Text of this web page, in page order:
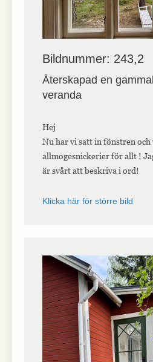
Bildnummer: 243,2
Återskapad en
veranda
Hej
Nu har vi satt in fönstren och
allmogesnickerier för allt !
är svårt att beskriva i ord!
Klicka här för större bild
cookies är
webbplatsen
fungerar inte
på det avsedda
sättet utan
dem. Dessa
cookies lagrar
inga personligt
identifierbara
uppgifter.